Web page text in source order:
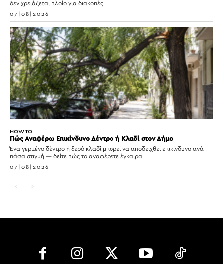
δεν χρειάζεται πλοίο για διακοπές
07|08|2026
HOW TO
Πώς Αναφέρω Επικίνδυνο Δέντρο ή Κλαδί στον Δήμο
Ένα γερμένο δέντρο ή ξερό κλαδί μπορεί να αποδειχθεί επικίνδυνο ανά
πάσα στιγμή — δείτε πώς το αναφέρετε έγκαιρα
07|08|2026